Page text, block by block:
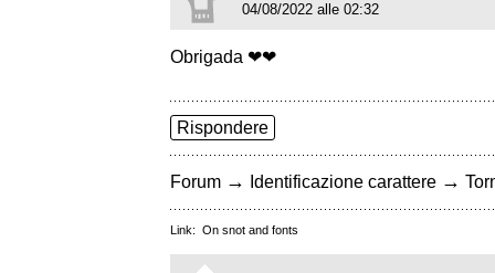
04/08/2022 alle 02:32
Obrigada ❤❤
Rispondere
Forum → Identificazione carattere →
Link: On snot and fonts